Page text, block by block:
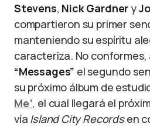
Stevens, Nick Gardner y
compartieron su primer
manteniendo su espíritu
caracteriza. No conformes,
“Messages” el segundo
su próximo álbum de
Me’, el cual llegará el
vía Island City Recordsen